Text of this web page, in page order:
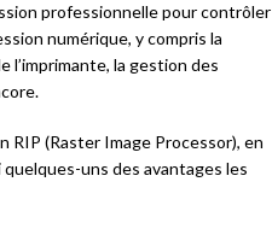
professionnelle pour contrôler
numérique, y compris la
l’imprimante, la gestion des
RIP (Raster Image Processor), en
uns des avantages les